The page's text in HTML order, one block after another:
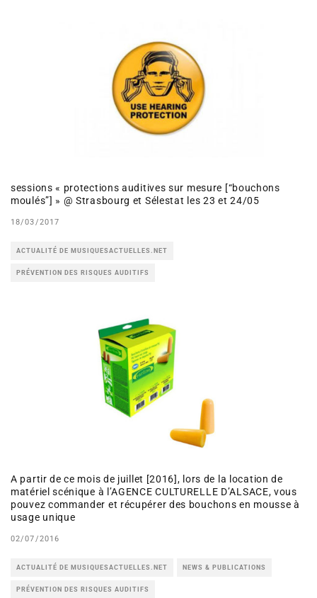
sessions « protections auditives sur mesure [“bouchons
moulés”] » @ Strasbourg et Sélestat les 23 et 24/05
18/03/2017
ACTUALITÉ DE MUSIQUESACTUELLES.NET
PRÉVENTION DES RISQUES AUDITIFS
A partir de ce mois de juillet [2016], lors de la location de
matériel scénique à l’AGENCE CULTURELLE D’ALSACE, vous
pouvez commander et récupérer des bouchons en mousse à
usage unique
02/07/2016
ACTUALITÉ DE MUSIQUESACTUELLES.NET NEWS & PUBLICATIONS
PRÉVENTION DES RISQUES AUDITIFS